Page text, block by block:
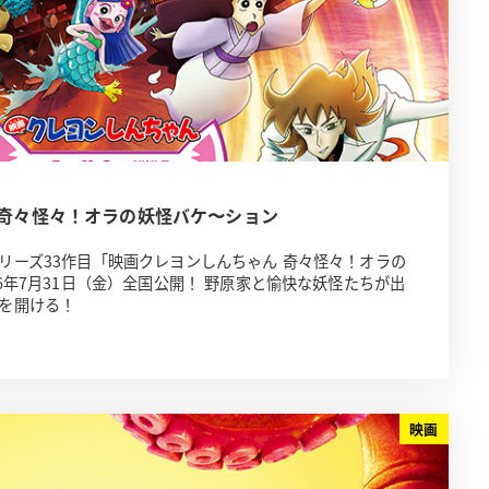
々怪々！オラの妖怪バケ〜ション
ーズ33作目「映画クレヨンしんちゃん 奇々怪々！オラの
7月31日（金）全国公開！ 野原家と愉快な妖怪たちが出
開ける！
映画